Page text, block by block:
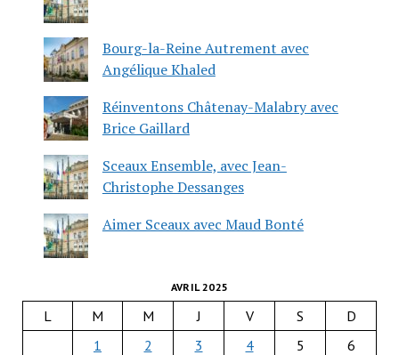
Bourg-la-Reine Autrement avec
Angélique Khaled
Réinventons Châtenay-Malabry avec
Brice Gaillard
Sceaux Ensemble, avec Jean-
Christophe Dessanges
Aimer Sceaux avec Maud Bonté
AVRIL 2025
L M M J V S
D
1
2 3 4 5
6